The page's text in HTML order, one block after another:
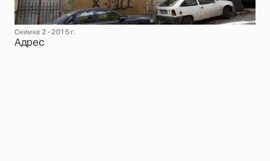
Снимка 2 - 2015 г.
Адрес